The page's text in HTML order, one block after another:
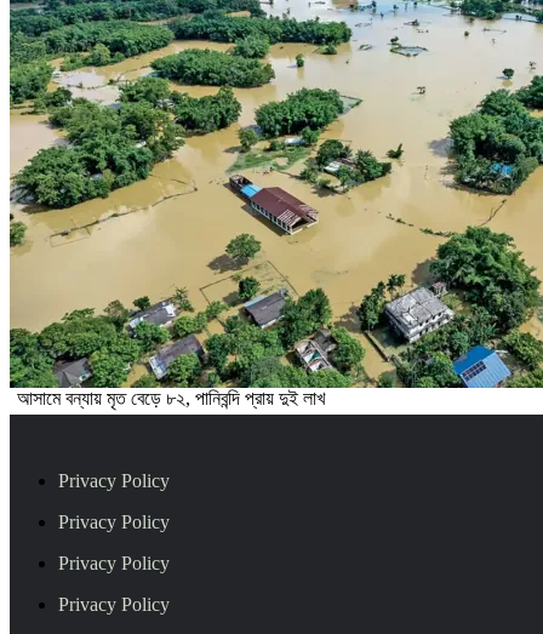
আসামে বন্যায় মৃত বেড়ে ৮২, পানিবন্দি প্রায় দুই লাখ
Privacy Policy
Privacy Policy
Privacy Policy
Privacy Policy